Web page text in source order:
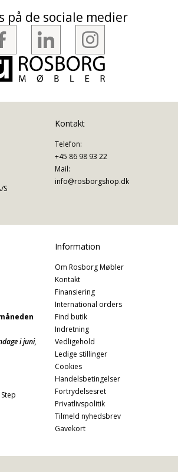
på de sociale medier
S
Kontakt
Telefon:
+45 86 98 93 22
Mail:
info@rosborgshop.dk
i juni,
Information
Om Rosborg Møbler
Kontakt
Finansiering
International orders
Find butik
Indretning
Vedligehold
Ledige stillinger
Cookies
Handelsbetingelser
Fortrydelsesret
Privatlivspolitik
Tilmeld nyhedsbrev
Gavekort